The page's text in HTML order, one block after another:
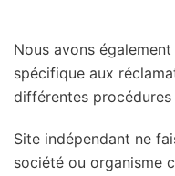
Nous avons
spécifique aux
différentes
Site indépendant ne
société ou organisme